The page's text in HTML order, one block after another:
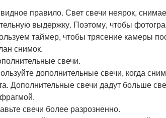
правило. Свет свечи неярок,
выдержку. Поэтому, чтобы
таймер, чтобы трясение камеры
снимок.
свечи.
дополнительные свечи, когда
Дополнительные свечи дадут больше
свечи более разрозненно.